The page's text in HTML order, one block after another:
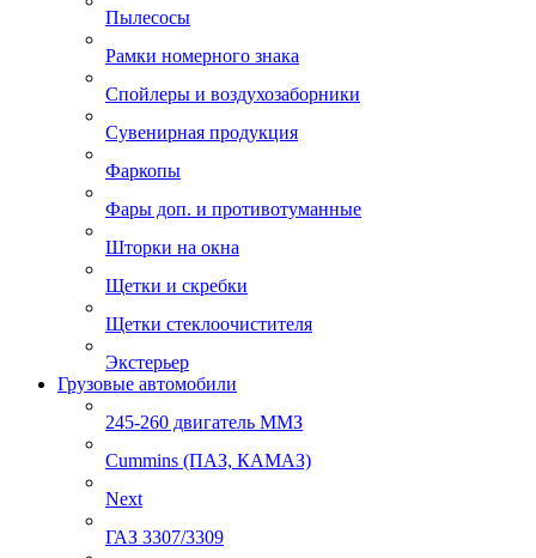
Пылесосы
Рамки номерного знака
Спойлеры и воздухозаборники
Сувенирная продукция
Фаркопы
Фары доп. и противотуманные
Шторки на окна
Щетки и скребки
Щетки стеклоочистителя
Экстерьер
Грузовые автомобили
245-260 двигатель ММЗ
Cummins (ПАЗ, КАМАЗ)
Next
ГАЗ 3307/3309